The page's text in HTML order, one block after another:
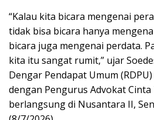
“Kalau kita bicara mengenai
tidak bisa bicara hanya
bicara juga mengenai perdata.
kita itu sangat rumit,” ujar
Dengar Pendapat Umum (RDPU)
dengan Pengurus Advokat Cinta
berlangsung di Nusantara II,